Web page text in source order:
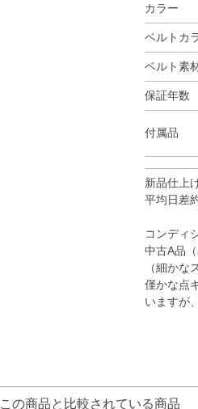
カラー
ベルトカ
ベルト素
保証年数
付属品
新品仕上
平均日差
コンディ
中古A品（
（細か
僅かな点
いますが
この商品と比較されている商品